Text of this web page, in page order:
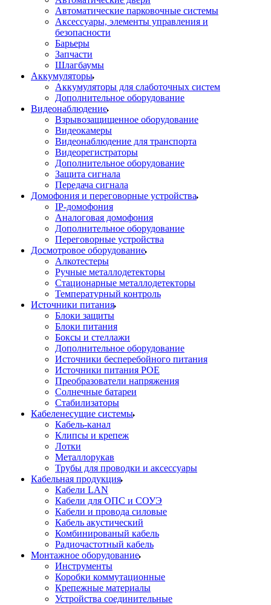
Автоматические парковочные системы
Аксессуары, элементы управления и
безопасности
Барьеры
Запчасти
Шлагбаумы
Аккумуляторы
Аккумуляторы для слаботочных систем
Дополнительное оборудование
Видеонаблюдение
Взрывозащищенное оборудование
Видеокамеры
Видеонаблюдение для транспорта
Видеорегистраторы
Дополнительное оборудование
Защита сигнала
Передача сигнала
Домофония и переговорные устройства
IP-домофония
Аналоговая домофония
Дополнительное оборудование
Переговорные устройства
Досмотровое оборудование
Алкотестеры
Ручные металлодетекторы
Стационарные металлодетекторы
Температурный контроль
Источники питания
Блоки защиты
Блоки питания
Боксы и стеллажи
Дополнительное оборудование
Источники бесперебойного питания
Источники питания POE
Преобразователи напряжения
Солнечные батареи
Стабилизаторы
Кабеленесущие системы
Кабель-канал
Клипсы и крепеж
Лотки
Металлорукав
Трубы для проводки и аксессуары
Кабельная продукция
Кабели LAN
Кабели для ОПС и СОУЭ
Кабели и провода силовые
Кабель акустический
Комбинированый кабель
Радиочастотный кабель
Монтажное оборудование
Инструменты
Коробки коммутационные
Крепежные материалы
Устройства соединительные